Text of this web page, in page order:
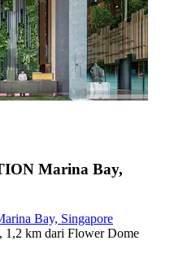
Marina Bay,
Bay, Singapore
1,2 km dari Flower Dome